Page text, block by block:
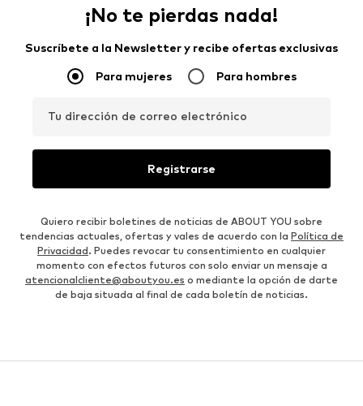
¡No te pierdas nada!
Suscríbete a la Newsletter y recibe ofertas exclusivas
Para mujeres Para hombres
Tu dirección de correo electrónico
Registrarse
Quiero recibir boletines de noticias de ABOUT YOU sobre
tendencias actuales, ofertas y vales de acuerdo con la Política de
Privacidad. Puedes revocar tu consentimiento en cualquier
momento con efectos futuros con solo enviar un mensaje a
atencionalcliente@aboutyou.es o mediante la opción de darte
de baja situada al final de cada boletín de noticias.